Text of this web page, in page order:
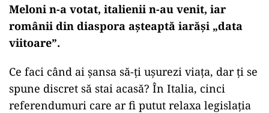
Meloni n-a votat, italienii n-au venit, iar
românii din diaspora aşteaptă iarăşi „data
viitoare”.
Ce faci când ai şansa să-ţi uşurezi viaţa, dar ţi se
spune discret să stai acasă? În Italia, cinci
referendumuri care ar fi putut relaxa legislaţia